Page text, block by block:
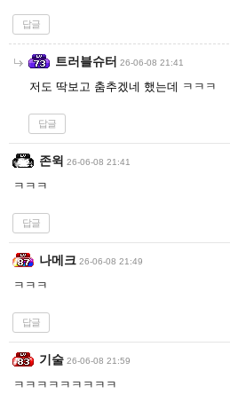
답글
트러블슈터 26-06-08 21:41
저도 딱보고 춤추겠네 했는데 ㅋㅋㅋ
답글
존윅 26-06-08 21:41
ㅋㅋㅋ
답글
나메크 26-06-08 21:49
ㅋㅋㅋ
답글
기술 26-06-08 21:59
ㅋㅋㅋㅋㅋㅋㅋㅋㅋ